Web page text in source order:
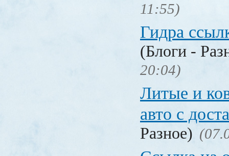
11:55)
Гидра
(Блоги -
20:04)
Литые и
авто с
Разное)